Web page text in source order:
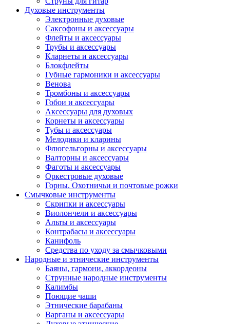
Духовые инструменты
Электронные духовые
Саксофоны и аксессуары
Флейты и аксессуары
Трубы и аксессуары
Кларнеты и аксессуары
Блокфлейты
Губные гармоники и аксессуары
Венова
Тромбоны и аксессуары
Гобои и аксессуары
Аксессуары для духовых
Корнеты и аксессуары
Тубы и аксессуары
Мелодики и кларины
Флюгельгорны и аксессуары
Валторны и аксессуары
Фаготы и аксессуары
Оркестровые духовые
Горны. Охотничьи и почтовые рожки
Смычковые инструменты
Скрипки и аксессуары
Виолончели и аксессуары
Альты и аксессуары
Контрабасы и аксессуары
Канифоль
Средства по уходу за смычковыми
Народные и этнические инструменты
Баяны, гармони, аккордеоны
Струнные народные инструменты
Калимбы
Поющие чаши
Этнические барабаны
Варганы и аксессуары